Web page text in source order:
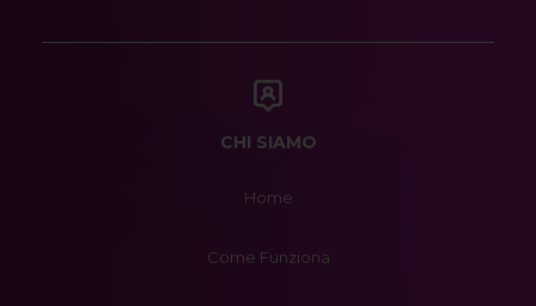
CHI SIAMO
Home
Come Funziona